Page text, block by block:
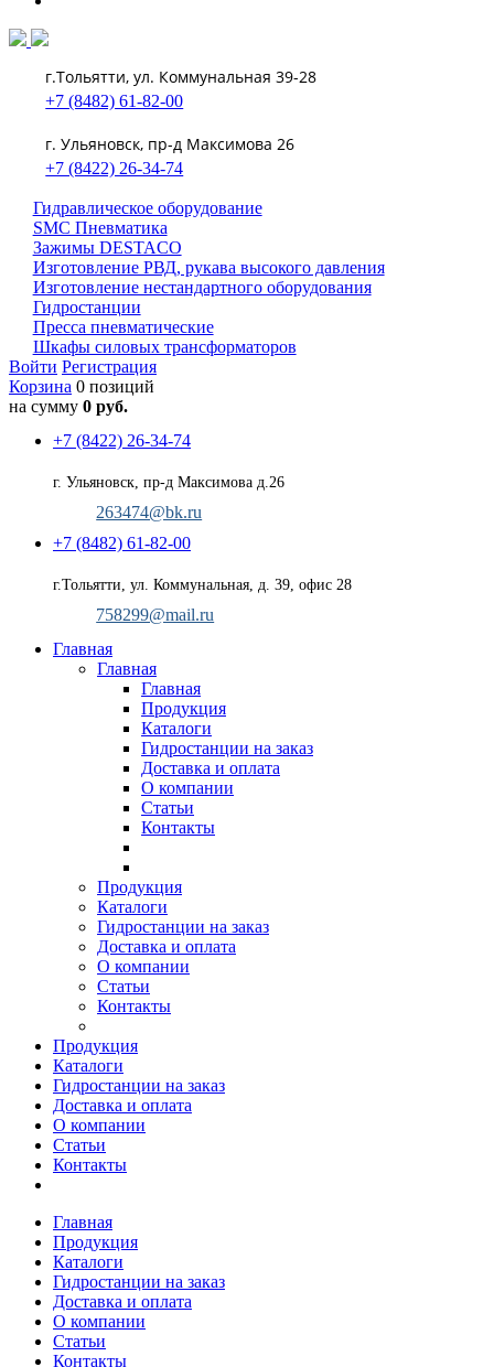
г.Тольятти, ул. Коммунальная 39-28
+7 (8482) 61-82-00
г. Ульяновск, пр-д Максимова 26
+7 (8422) 26-34-74
Гидравлическое оборудование
SMC Пневматика
Зажимы DESTACO
Изготовление РВД, рукава высокого давления
Изготовление нестандартного оборудования
Гидростанции
Пресса пневматические
Шкафы силовых трансформаторов
Войти Регистрация
Корзина 0 позиций
на сумму 0 руб.
+7 (8422) 26-34-74
г. Ульяновск, пр-д Максимова д.26
263474@bk.ru
+7 (8482) 61-82-00
г.Тольятти, ул. Коммунальная, д. 39, офис 28
758299@mail.ru
Главная
Главная
Главная
Продукция
Каталоги
Гидростанции на заказ
Доставка и оплата
О компании
Статьи
Контакты
Продукция
Каталоги
Гидростанции на заказ
Доставка и оплата
О компании
Статьи
Контакты
Продукция
Каталоги
Гидростанции на заказ
Доставка и оплата
О компании
Статьи
Контакты
Главная
Продукция
Каталоги
Гидростанции на заказ
Доставка и оплата
О компании
Статьи
Контакты